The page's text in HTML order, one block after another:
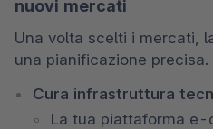
nuovi mercati
Una volta scelti i mercati,
una pianificazione precisa.
Cura infrastruttura
La tua piattaforma e-